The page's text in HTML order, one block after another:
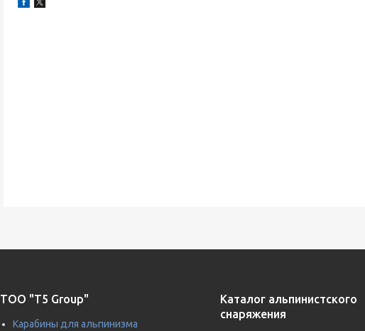
ТОО "T5 Group"
Карабины для альпинизма
Каталог альпинистского
снаряжения